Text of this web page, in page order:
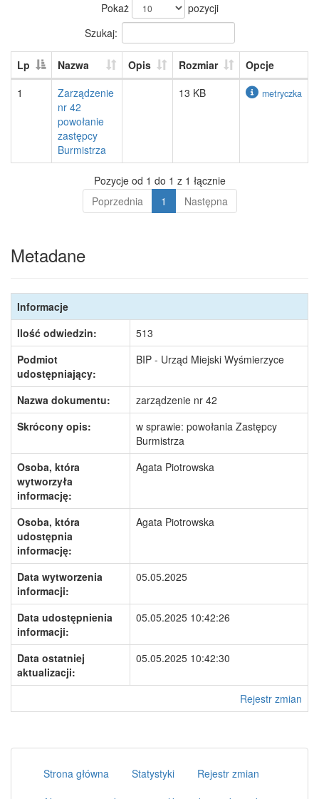
Pokaż
pozycji
Szukaj:
Lp Nazwa Opis Rozmiar
Opcje
1
Zarządzenie
nr 42
powołanie
zastępcy
Burmistrza
13 KB metryczka
Pozycje od 1 do 1 z 1 łącznie
Poprzednia
1 Następna
Metadane
Informacje
Ilość odwiedzin:
513
Podmiot
udostępniający:
BIP - Urząd Miejski Wyśmierzyce
Nazwa dokumentu:
zarządzenie nr 42
Skrócony opis:
w sprawie: powołania Zastępcy
Burmistrza
Osoba, która
wytworzyła
informację:
Agata Piotrowska
Osoba, która
udostępnia
informację:
Agata Piotrowska
Data wytworzenia
informacji:
05.05.2025
Data udostępnienia
informacji:
05.05.2025 10:42:26
Data ostatniej
aktualizacji:
05.05.2025 10:42:30
Rejestr zmian
Strona główna Statystyki
Rejestr zmian